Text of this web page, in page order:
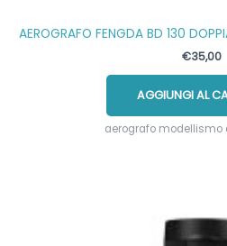
AEROGRAFO FENGDA BD 130
€35,00
AGGIUNGI AL
aerografo modellismo